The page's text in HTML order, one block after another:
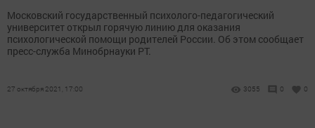
Московский государственный психолого-педагогический
университет открыл горячую линию для оказания
психологической помощи родителей России. Об этом сообщает
пресс-служба Минобрнауки РТ.
27 октября 2021, 17:00 3055 0 0